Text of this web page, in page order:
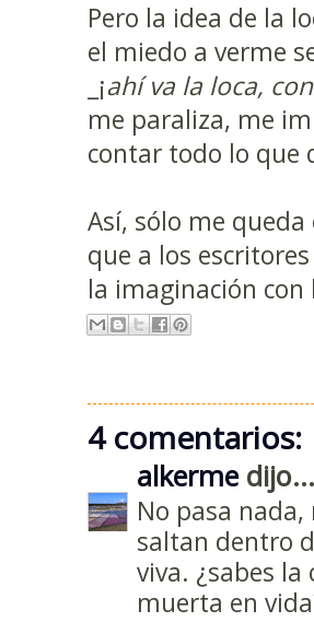
Pero la idea de la
el miedo a verme
_¡ahí va la loca,
me paraliza, me
contar todo lo que
Así, sólo me queda
que a los
la imaginación con
4 comentarios:
alkermedijo...
No pasa nada,
saltan dentro
viva. ¿sabes
muerta en